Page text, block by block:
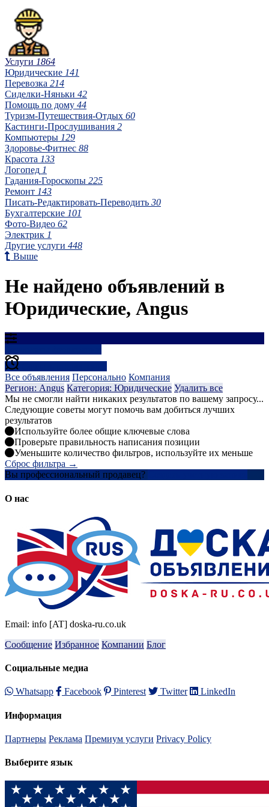
Услуги 1864
Юридические 141
Перевозка 214
Сиделки-Няньки 42
Помощь по дому 44
Туризм-Путешествия-Отдых 60
Кастинги-Прослушивания 2
Компьютеры 129
Здоровье-Фитнес 88
Красота 133
Логопед 1
Гадания-Гороскопы 225
Ремонт 143
Писать-Редактировать-Переводить 30
Бухгалтерские 101
Фото-Видео 62
Электрик 1
Другие услуги 448
Выше
Не найдено объявлений в
Юридические, Angus
Все объявления Персонально Компания
Регион: Angus Категория: Юридические Удалить все
Мы не смогли найти никаких результатов по вашему запросу...
Следующие советы могут помочь вам добиться лучших
результатов
Используйте более общие ключевые слова
Проверьте правильность написания позиции
Уменьшите количество фильтров, используйте их меньше
Сброс фильтра →
Вы профессиональный продавец?
О нас
Email: info [AT] doska-ru.co.uk
Сообщение Избранное Компании Блог
Социальные медиа
Whatsapp Facebook Pinterest Twitter LinkedIn
Информация
Партнеры Реклама Премиум услуги Privacy Policy
Выберите язык